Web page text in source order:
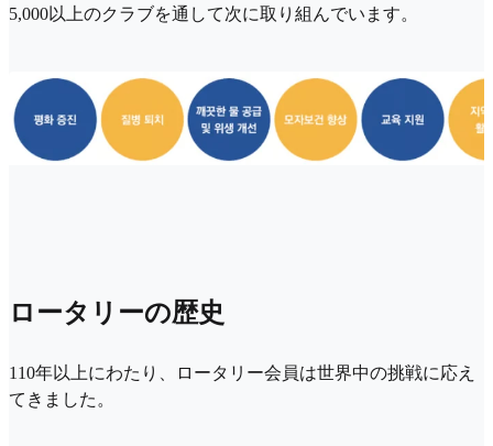
5,000以上のクラブを通して次に取り組んでいます。
ロータリーの歴史
110年以上にわたり、ロータリー会員は世界中の挑戦に応え
てきました。